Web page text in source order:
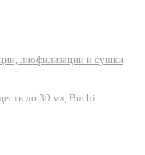
лиофилизации и сушки
до 30 мл, Buchi